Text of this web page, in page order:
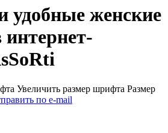
удобные женские
Увеличить размер шрифта Размер
по e-mail